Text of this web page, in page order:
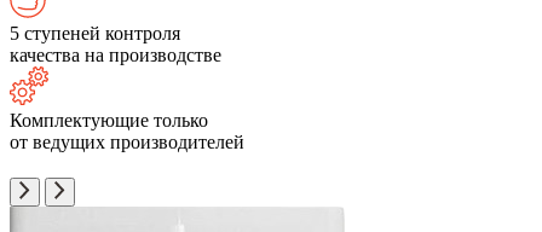
5 ступеней контроля
качества на производстве
Комплектующие только
от ведущих производителей